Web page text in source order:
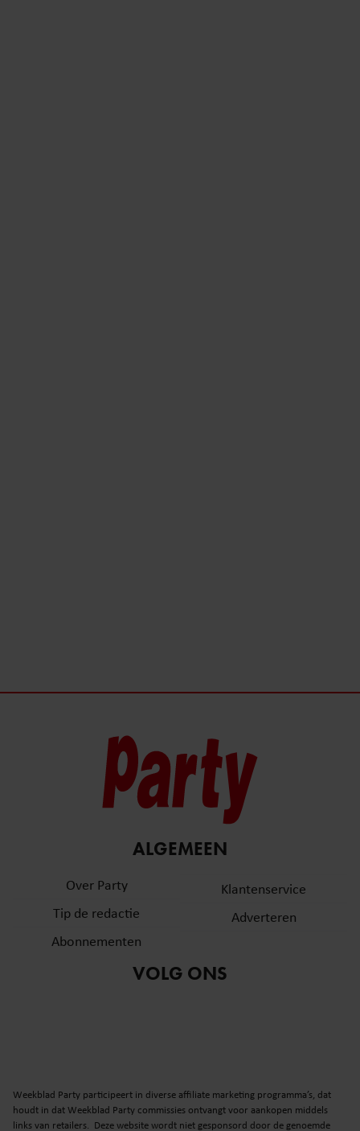
ALGEMEEN
Over Party
Tip de redactie
Abonnementen
Klantenservice
Adverteren
VOLG ONS
Weekblad Party participeert in diverse affiliate marketing programma’s, dat
houdt in dat Weekblad Party commissies ontvangt voor aankopen middels
links van retailers. Deze website wordt niet gesponsord door de genoemde